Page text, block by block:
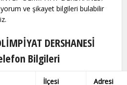
ve şikayet bilgileri bulabilir
DERSHANESİ
Bilgileri
İlçesi Adresi